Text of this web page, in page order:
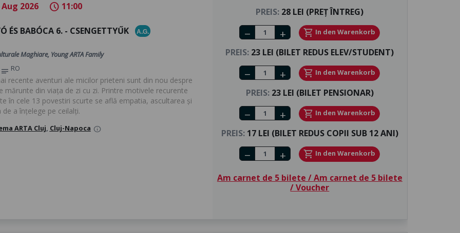
Aug 2026 schedule 11:00
ÉS BABÓCA 6. - CSENGETTYŰK A.G.
Maghiare, Young ARTA Family
notes RO
recente aventuri ale micilor prieteni sunt din nou despre
mărunte din viața de zi cu zi. Printre motivele recurente
în cele 13 povestiri scurte se află empatia, ascultarea și
de a înțelege pe ceilalți.
ARTA Cluj, Cluj-Napoca info
PREIS: 28 LEI (PREȚ ÎNTREG)
Number of tickets
remove add shopping_cart In den Warenkorb
PREIS: 23 LEI (BILET REDUS ELEV/STUDENT)
Number of tickets
remove add shopping_cart In den Warenkorb
PREIS:23 LEI (BILET PENSIONAR)
Number of tickets
remove add shopping_cart In den Warenkorb
PREIS:17 LEI (BILET REDUS COPII SUB 12 ANI)
Number of tickets
remove add shopping_cart In den Warenkorb
Am carnet de 5 bilete / Am carnet de 5 bilete
/ Voucher